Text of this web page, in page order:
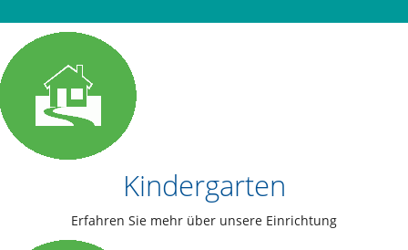
Kindergarten
Erfahren Sie mehr über unsere Einrichtung